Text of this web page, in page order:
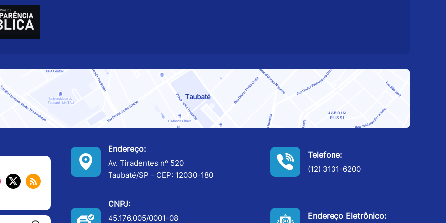
Pesquisar:
Endereço:
Av. Tiradentes nº 520
Taubaté/SP - CEP: 12030-180
Telefone:
(12) 3131-6200
CNPJ:
45.176.005/0001-08 Endereço Eletrônico: